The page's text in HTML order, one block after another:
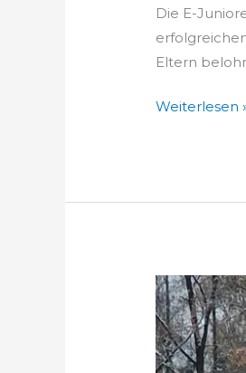
Die E-
Eltern
Weiterlesen
SchlackeKids
mit